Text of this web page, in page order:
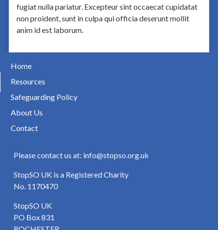
fugiat nulla pariatur. Excepteur sint occaecat cupidatat
non proident, sunt in culpa qui officia deserunt mollit
anim id est laborum.
Home
Resources
Safeguarding Policy
About Us
Contact
Please contact us at: info@stopso.org.uk
StopSO UK is a Registered Charity
No. 1170470
StopSO UK
PO Box 831